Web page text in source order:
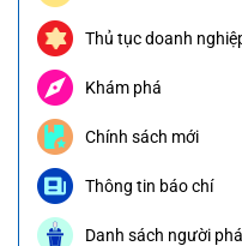
Thủ tục doanh
Khám phá
Chính sách mới
Thông tin báo chí
Danh sách người